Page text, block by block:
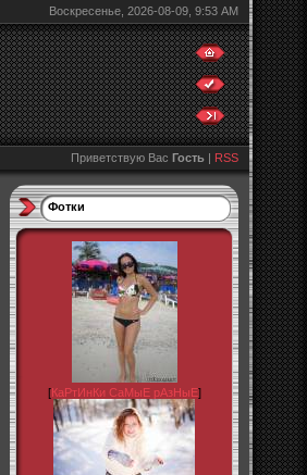
Воскресенье, 2026-08-09, 9:53 AM
Приветствую Вас Гость | RSS
Фотки
[КаРтИнКи СаМыЕ рАзНыЕ]